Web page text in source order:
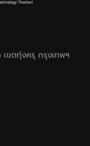
ขตทุ่งครุ กรุงเทพฯ